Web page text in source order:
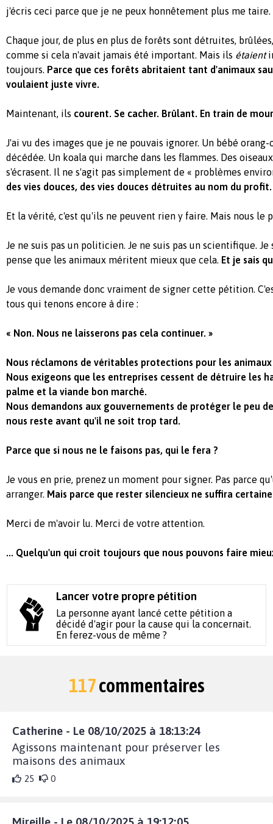
j'écris ceci parce que je ne peux honnêtement plus me taire.
Chaque jour, de plus en plus de forêts sont détruites,
comme si cela n'avait jamais été important. Mais ils étaient
toujours. Parce que ces forêts abritaient tant d'animaux
voulaient juste vivre.
Maintenant, ils courent. Se cacher. Brûlant. En train de
J'ai vu des images que je ne pouvais ignorer. Un bébé
décédée. Un koala qui marche dans les flammes. Des
s'écrasent. Il ne s'agit pas simplement de « problèmes
des vies douces, des vies douces détruites au nom du profit.
Et la vérité, c'est qu'ils ne peuvent rien y faire. Mais nous le
Je ne suis pas un politicien. Je ne suis pas un scientifique.
pense que les animaux méritent mieux que cela. Et je sais
Je vous demande donc vraiment de signer cette pétition.
tous qui tenons encore à dire :
« Non. Nous ne laisserons pas cela continuer. »
Nous réclamons de véritables protections pour les
Nous exigeons que les entreprises cessent de détruire les
palme et la viande bon marché.
Nous demandons aux gouvernements de protéger le peu
nous reste avant qu'il ne soit trop tard.
Parce que si nous ne le faisons pas, qui le fera ?
Je vous en prie, prenez un moment pour signer. Pas parce
arranger. Mais parce que rester silencieux ne suffira
Merci de m'avoir lu. Merci de votre attention.
... Quelqu'un qui croit toujours que nous pouvons faire
Lancer votre propre pétition
La personne ayant lancé cette pétition a
décidé d'agir pour la cause qui la concernait.
En ferez-vous de même ?
117commentaires
Catherine - Le 08/10/2025 à 18:13:24
Agissons maintenant pour préserver les
maisons des animaux
25 0